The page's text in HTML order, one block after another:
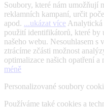
Soubory, které nám umožňují
reklamních kampaní, určit
apod. ...ukázat více Analytická
použití identifikátorů, které by
našeho webu. Nesouhlasem
ztrácíme zčásti možnost
optimalizace našich opatření a
méně
Personalizované soubory
Používáme také cookies a